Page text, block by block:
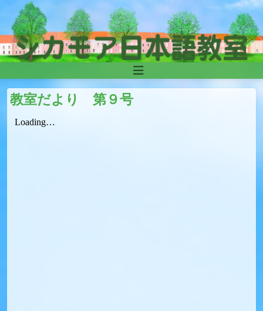
Skip to content
Main
Navigation
教室だより 第９号